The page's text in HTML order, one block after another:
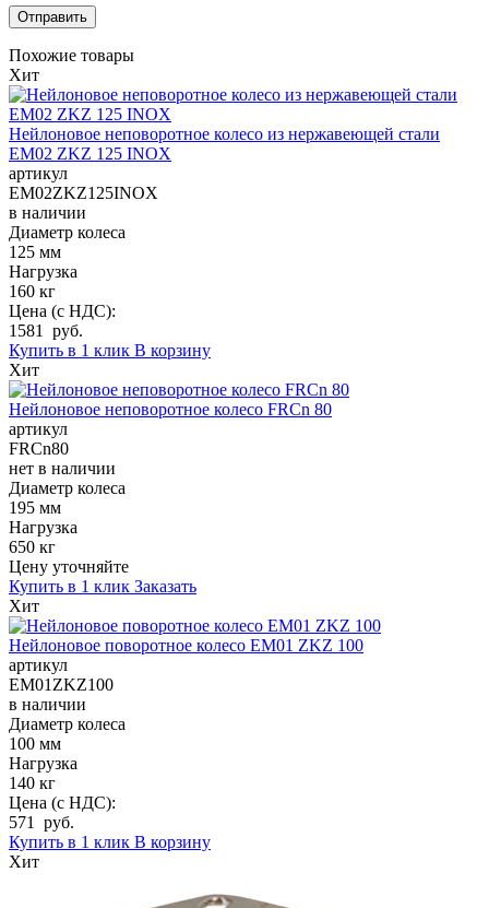
Похожие товары
Хит
Нейлоновое неповоротное колесо из нержавеющей стали
EM02 ZKZ 125 INOX
артикул
EM02ZKZ125INOX
в наличии
Диаметр колеса
125 мм
Нагрузка
160 кг
Цена (с НДС):
1581 руб.
Купить в 1 клик В корзину
Хит
Нейлоновое неповоротное колесо FRCn 80
артикул
FRCn80
нет в наличии
Диаметр колеса
195 мм
Нагрузка
650 кг
Цену уточняйте
Купить в 1 клик Заказать
Хит
Нейлоновое поворотное колесо EM01 ZKZ 100
артикул
EM01ZKZ100
в наличии
Диаметр колеса
100 мм
Нагрузка
140 кг
Цена (с НДС):
571 руб.
Купить в 1 клик В корзину
Хит